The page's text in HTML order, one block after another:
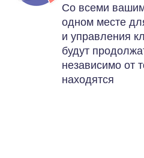
Со всеми
одном месте
и управления
будут
независимо от
находятся